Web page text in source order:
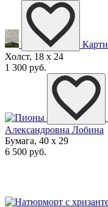
Холст, 18 x 24
1 300 руб.
Александровна Лобина
Бумага, 40 x 29
6 500 руб.